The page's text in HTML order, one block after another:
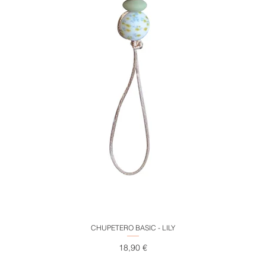
CHUPETERO BASIC - LILY
Precio
18,90 €